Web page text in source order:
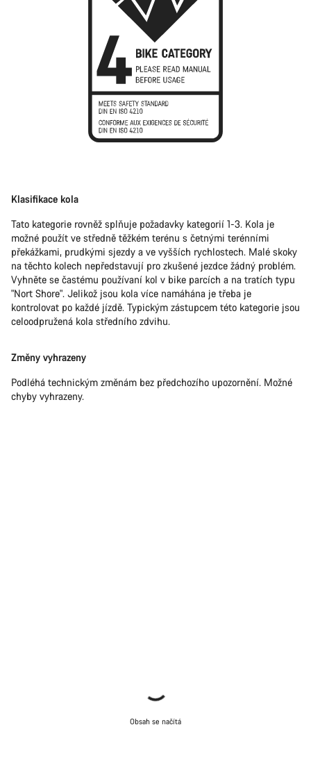
Klasifikace kola
Tato kategorie rovněž splňuje požadavky kategorií 1-3. Kola je
možné použít ve středně těžkém terénu s četnými terénními
překážkami, prudkými sjezdy a ve vyšších rychlostech. Malé skoky
na těchto kolech nepředstavují pro zkušené jezdce žádný problém.
Vyhněte se častému používaní kol v bike parcích a na tratích typu
"Nort Shore". Jelikož jsou kola více namáhána je třeba je
kontrolovat po každé jízdě. Typickým zástupcem této kategorie jsou
celoodpružená kola středního zdvihu.
Změny vyhrazeny
Podléhá technickým změnám bez předchozího upozornění. Možné
chyby vyhrazeny.
Obsah se načítá